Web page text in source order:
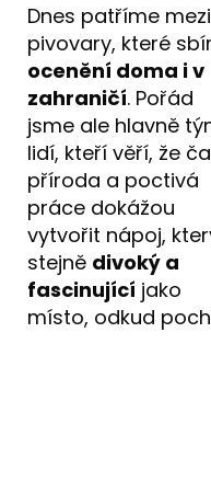
Dnes patříme mezi
pivovary, které
ocenění doma i v
zahraničí. Pořád
jsme ale hlavně
lidí, kteří věří, že
příroda a poctivá
práce dokážou
vytvořit nápoj,
stejně divoký a
fascinující jako
místo, odkud